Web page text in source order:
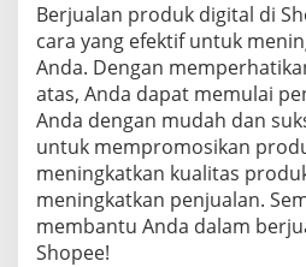
Berjualan produk digital di
cara yang efektif untuk
Anda. Dengan
atas, Anda dapat memulai
Anda dengan mudah dan
untuk mempromosikan
meningkatkan kualitas
meningkatkan penjualan.
membantu Anda dalam
Shopee!